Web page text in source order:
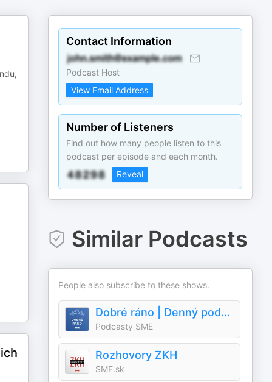
Contact Information
Podcast Host
View Email Address
Number of Listeners
Find out how many people listen to this
podcast per episode and each month.
Reveal
Similar Podcasts
People also subscribe to these shows.
Dobré ráno | Denný podcast denníka SME
Podcasty SME
Rozhovory ZKH
SME.sk